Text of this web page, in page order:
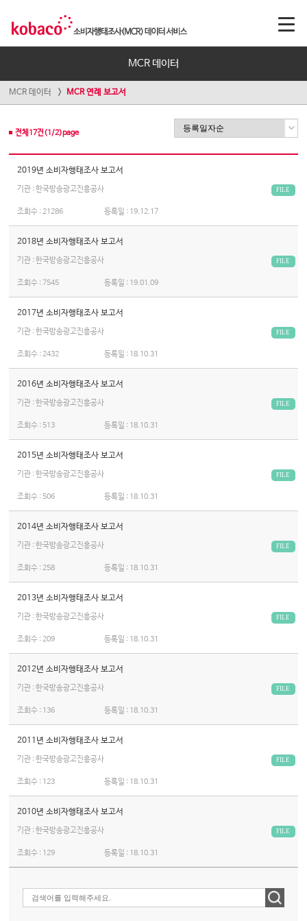
MCR 데이터
MCR 데이터 MCR 연례 보고서
전체 17건(1 /2)page
2019년 소비자행태조사 보고서
기관 : 한국방송광고진흥공사 FILE
조회수 :21286 등록일 : 19.12.17
2018년 소비자행태조사 보고서
기관 : 한국방송광고진흥공사 FILE
조회수 :7545 등록일 : 19.01.09
2017년 소비자행태조사 보고서
기관 : 한국방송광고진흥공사 FILE
조회수 :2432 등록일 : 18.10.31
2016년 소비자행태조사 보고서
기관 : 한국방송광고진흥공사 FILE
조회수 : 513 등록일 : 18.10.31
2015년 소비자행태조사 보고서
기관 : 한국방송광고진흥공사 FILE
조회수 : 506 등록일 : 18.10.31
2014년 소비자행태조사 보고서
기관 : 한국방송광고진흥공사 FILE
조회수 :258 등록일 : 18.10.31
2013년 소비자행태조사 보고서
기관 : 한국방송광고진흥공사 FILE
조회수 :209 등록일 : 18.10.31
2012년 소비자행태조사 보고서
기관 : 한국방송광고진흥공사 FILE
조회수 : 136 등록일 : 18.10.31
2011년 소비자행태조사 보고서
기관 : 한국방송광고진흥공사 FILE
조회수 : 123 등록일 : 18.10.31
2010년 소비자행태조사 보고서
기관 : 한국방송광고진흥공사 FILE
조회수 : 129 등록일 : 18.10.31